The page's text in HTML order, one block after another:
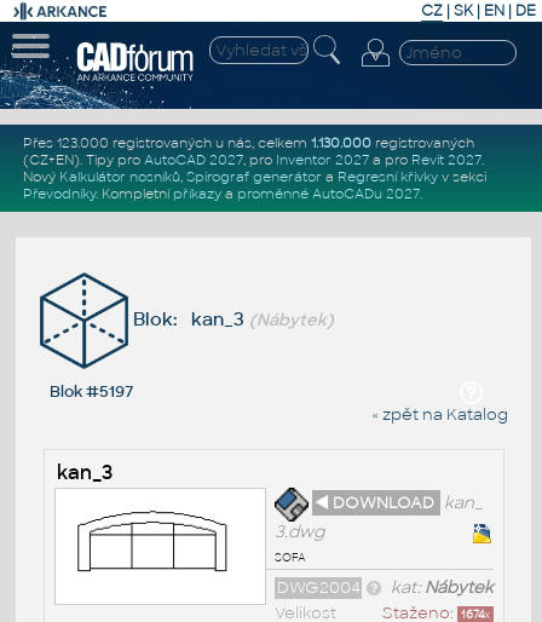
CZ | SK| EN | DE
Přes 123.000 registrovaných u nás, celkem 1.130.000registrovaných
(CZ+EN). Tipy pro AutoCAD 2027, pro Inventor 2027a pro Revit 2027.
Nový Kalkulátor nosníků, Spirograf generátor a Regresní křivkyv sekci
Převodníky. Kompletní příkazya proměnné AutoCADu 2027.
Blok: kan_3 (Nábytek)
Blok #5197
« zpět na Katalog
kan_3
◄ DOWNLOAD kan_
3.dwg
sofa
kat:Nábytek
DWG2004
Staženo: 1674x
Velikost